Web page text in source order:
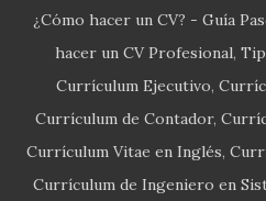
¿Cómo hacer un CV? - Guía
hacer un CV Profesional
Currículum Ejecutivo
Currículum de Contador
Currículum Vitae en Inglés
Currículum de Ingeniero en